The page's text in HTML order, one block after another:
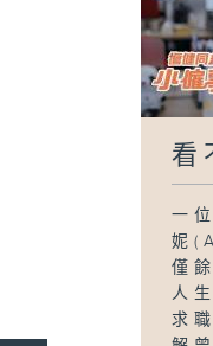
看
一
妮
僅
人
求